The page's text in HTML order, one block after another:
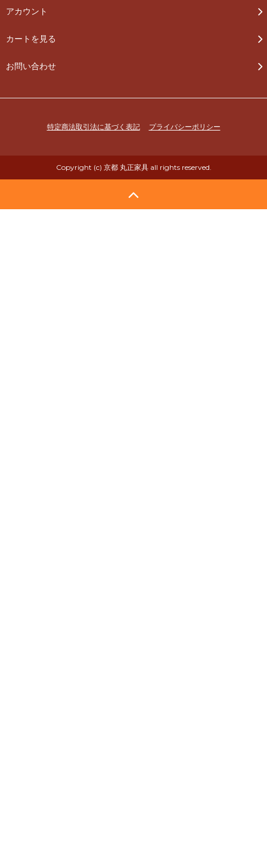
アカウント
カートを見る
お問い合わせ
特定商法取引法に基づく表記 プライバシーポリシー
Copyright (c) 京都 丸正家具 all rights reserved.